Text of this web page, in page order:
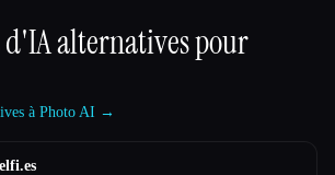
alternatives pour
à Photo AI →